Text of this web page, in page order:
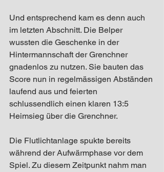
Und entsprechend kam es denn auch
im letzten Abschnitt. Die Belper
wussten die Geschenke in der
Hintermannschaft der Grenchner
gnadenlos zu nutzen. Sie bauten das
Score nun in regelmässigen Abständen
laufend aus und feierten
schlussendlich einen klaren 13:5
Heimsieg über die Grenchner.
Die Flutlichtanlage spukte bereits
während der Aufwärmphase vor dem
Spiel. Zu diesem Zeitpunkt nahm man